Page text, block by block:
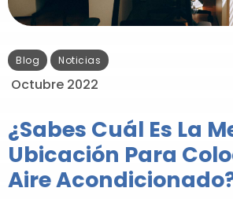
Blog Noticias
Octubre 2022
¿Sabes Cuál Es La
Ubicación Para
Aire